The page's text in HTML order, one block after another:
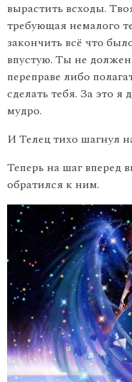
вырастить всходы.
требующая немалого
закончить всё что
впустую. Ты не
переправе либо
сделать тебя. За это
мудро.
И Телец тихо шагнул
Теперь на шаг вперед
обратился к ним.